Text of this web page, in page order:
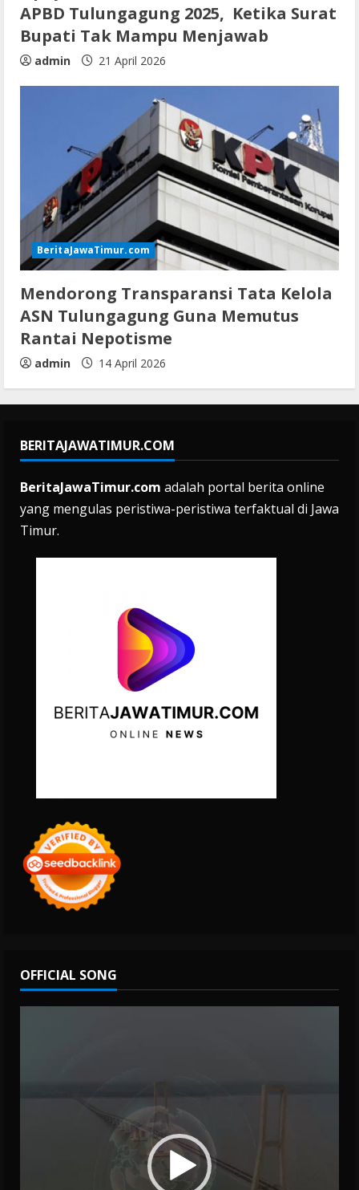
APBD Tulungagung 2025, Ketika Surat
Bupati Tak Mampu Menjawab
admin 21 April 2026
BeritaJawaTimur.com
Mendorong Transparansi Tata Kelola
ASN Tulungagung Guna Memutus
Rantai Nepotisme
admin 14 April 2026
BERITAJAWATIMUR.COM
BeritaJawaTimur.com adalah portal berita online
yang mengulas peristiwa-peristiwa terfaktual di Jawa
Timur.
OFFICIAL SONG